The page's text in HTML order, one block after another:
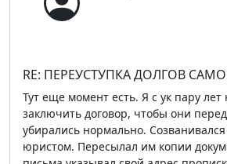
RE: ПЕРЕУСТУПКА ДОЛГОВ
Тут еще момент есть. Я с ук пару лет
заключить договор, чтобы они
убирались нормально.
юристом. Пересылал им копии